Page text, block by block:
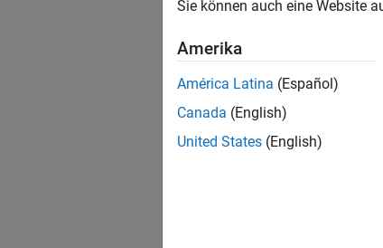
Sie können auch eine Website
Amerika
América Latina (Español)
Canada (English)
United States (English)